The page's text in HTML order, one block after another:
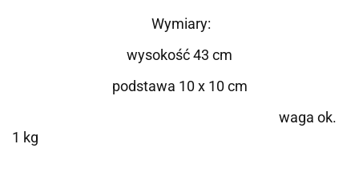
Wymiary:
wysokość 43 cm
podstawa 10 x 10 cm
waga ok.
1 kg